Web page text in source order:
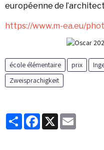
européenne de
https://www.m-ea.eu/
école élémentaire prix
Zweisprachigkeit
PartagerFacebook
X